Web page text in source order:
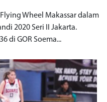
Wheel Makassar dalam
2020 Seri II Jakarta.
di GOR Soema...